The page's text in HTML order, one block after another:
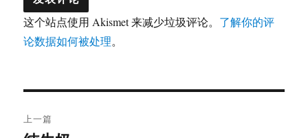
这个站点使用 Akismet 来减少垃圾评论。 了解你的评
论数据如何被处理。
上一篇